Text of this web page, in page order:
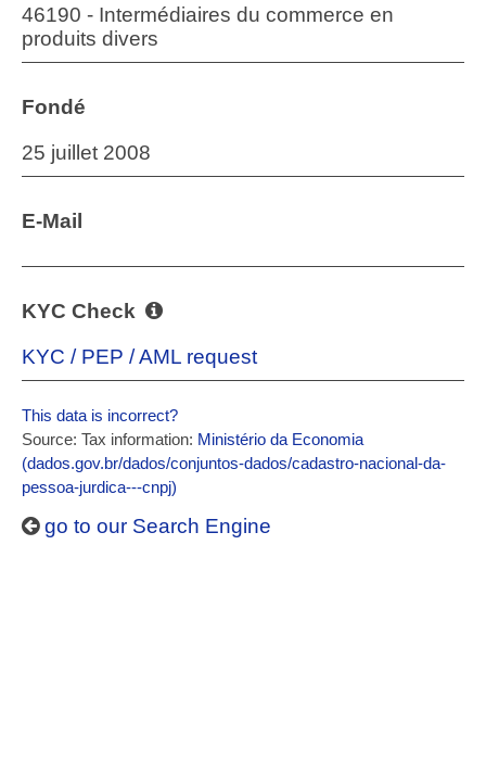
46190 - Intermédiaires du commerce en
produits divers
Fondé
25 juillet 2008
E-Mail
KYC Check
KYC / PEP / AML request
This data is incorrect?
Source: Tax information: Ministério da Economia
(dados.gov.br/dados/conjuntos-dados/cadastro-nacional-da-
pessoa-jurdica---cnpj)
go to our Search Engine